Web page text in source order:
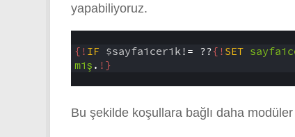
yapabiliyoruz.
{!IF $sayfaicerik!= ??{!SET
miş. !}
Bu şekilde koşullara bağlı daha